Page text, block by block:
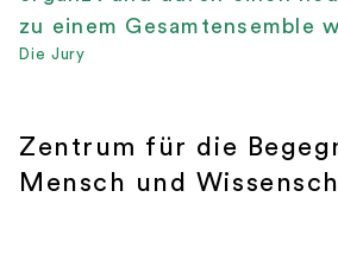
zu einem Gesamtensemble
Die Jury
Zentrum für die
Mensch und